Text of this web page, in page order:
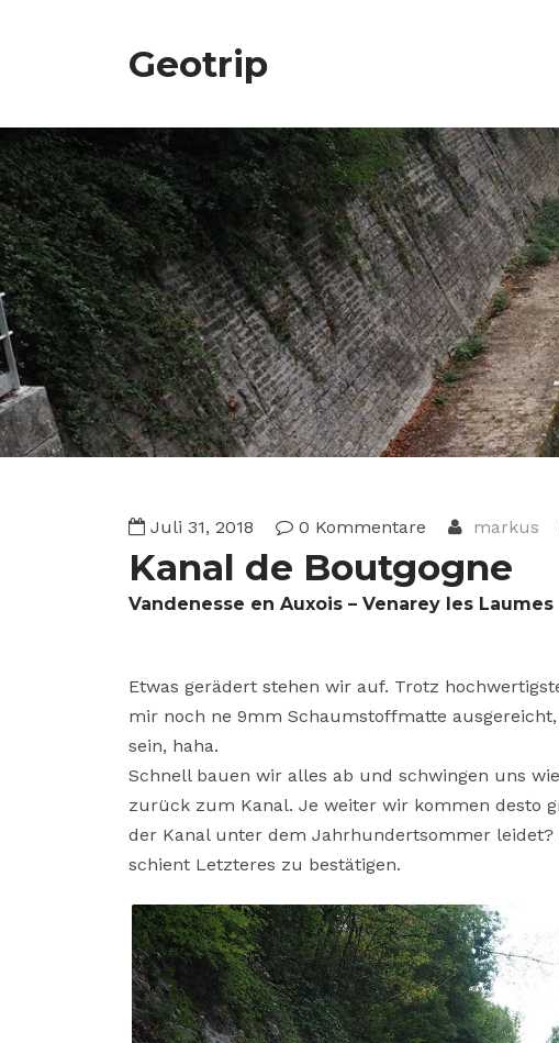
Geotrip
Juli 31, 2018 0 Kommentare markus
Kanal de Boutgogne
Vandenesse en Auxois – Venarey les Laumes
Etwas gerädert stehen wir auf. Trotz
mir noch ne 9mm Schaumstoffmatte
sein, haha.
Schnell bauen wir alles ab und schwingen uns
zurück zum Kanal. Je weiter wir kommen desto
der Kanal unter dem Jahrhundertsommer
schient Letzteres zu bestätigen.